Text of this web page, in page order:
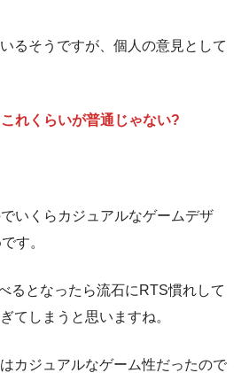
るそうですが、個人の意見として
れくらいが普通じゃない?
いくらカジュアルなゲームデザ
す。
るとなったら流石にRTS慣れして
てしまうと思いますね。
カジュアルなゲーム性だったので